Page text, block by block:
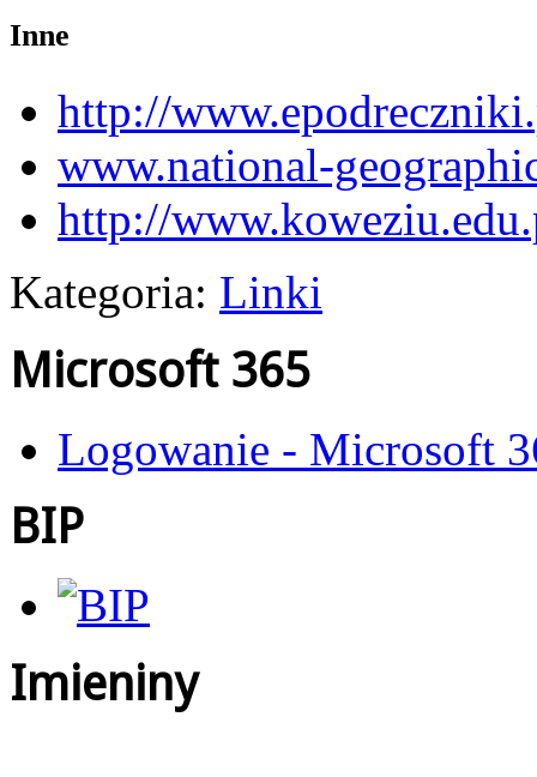
Inne
http://
www.national-
http://
Kategoria: Linki
Microsoft 365
Logowanie - Microsoft
BIP
Imieniny